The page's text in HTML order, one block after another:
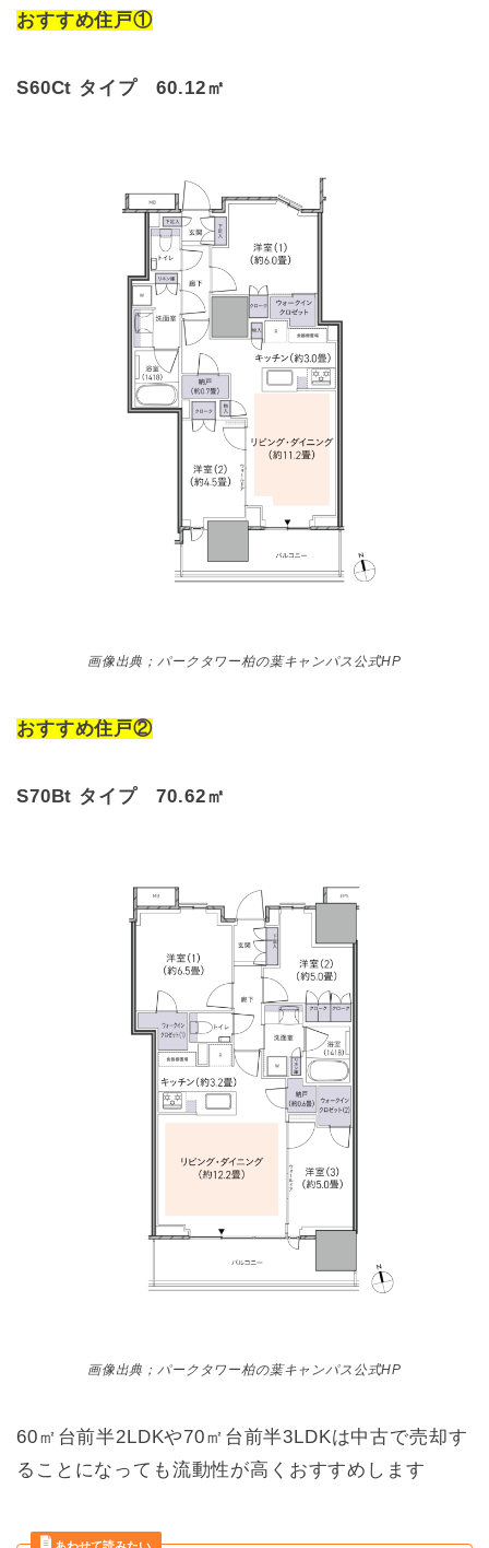
おすすめ住戸①
S60Ct タイプ 60.12㎡
画像出典；パークタワー柏の葉キャンパス公式HP
おすすめ住戸②
S70Bt タイプ 70.62㎡
画像出典；パークタワー柏の葉キャンパス公式HP
60㎡台前半2LDKや70㎡台前半3LDKは中古で売却す
ることになっても流動性が高くおすすめします